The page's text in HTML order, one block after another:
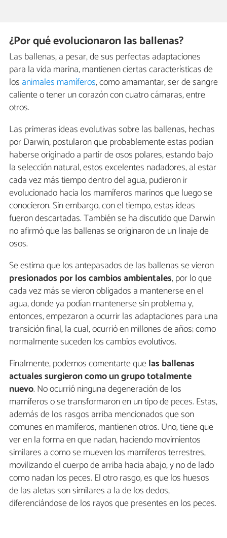
¿Por qué evolucionaron las ballenas?
Las ballenas, a pesar, de sus perfectas adaptaciones
para la vida marina, mantienen ciertas características de
los animales mamíferos, como amamantar, ser de sangre
caliente o tener un corazón con cuatro cámaras, entre
otros.
Las primeras ideas evolutivas sobre las ballenas, hechas
por Darwin, postularon que probablemente estas podían
haberse originado a partir de osos polares, estando bajo
la selección natural, estos excelentes nadadores, al estar
cada vez más tiempo dentro del agua, pudieron ir
evolucionado hacia los mamíferos marinos que luego se
conocieron. Sin embargo, con el tiempo, estas ideas
fueron descartadas. También se ha discutido que Darwin
no afirmó que las ballenas se originaron de un linaje de
osos.
Se estima que los antepasados de las ballenas se vieron
presionados por los cambios ambientales, por lo que
cada vez más se vieron obligados a mantenerse en el
agua, donde ya podían mantenerse sin problema y,
entonces, empezaron a ocurrir las adaptaciones para una
transición final, la cual, ocurrió en millones de años; como
normalmente suceden los cambios evolutivos.
Finalmente, podemos comentarte quelas ballenas
actuales surgieron como un grupo totalmente
nuevo. No ocurrió ninguna degeneración de los
mamíferos o se transformaron en un tipo de peces. Estas,
además de los rasgos arriba mencionados que son
comunes en mamíferos, mantienen otros. Uno, tiene que
ver en la forma en que nadan, haciendo movimientos
similares a como se mueven los mamíferos terrestres,
movilizando el cuerpo de arriba hacia abajo, y no de lado
como nadan los peces. El otro rasgo, es que los huesos
de las aletas son similares a la de los dedos,
diferenciándose de los rayos que presentes en los peces.